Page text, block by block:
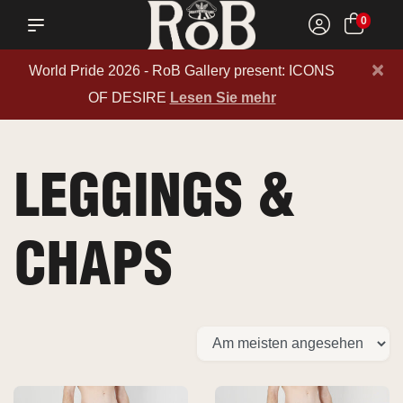
0
World Pride 2026 - RoB Gallery present: ICONS
OF DESIRE Lesen Sie mehr
×
LEGGINGS &
CHAPS